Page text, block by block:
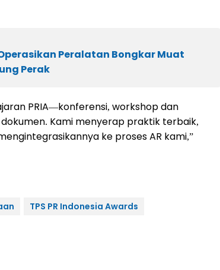
Peralatan Bongkar Muat
Perak
PRIA—konferensi, workshop dan
Kami menyerap praktik terbaik,
ke proses AR kami,”
TPS PR Indonesia Awards